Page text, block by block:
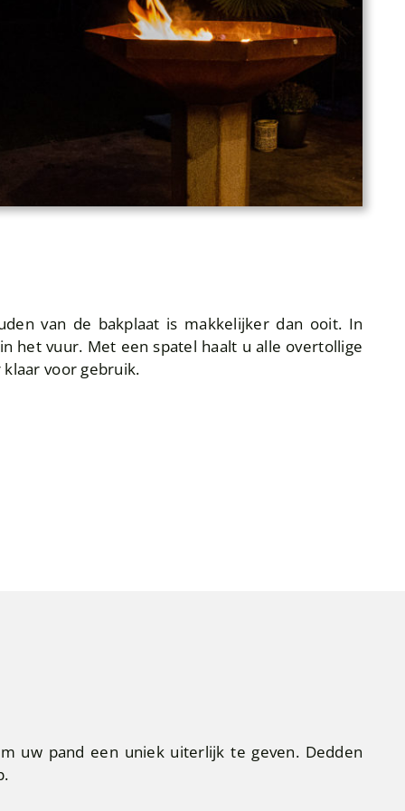
van de bakplaat is makkelijker dan ooit. In
het vuur. Met een spatel haalt u alle overtollige
voor gebruik.
uw pand een uniek uiterlijk te geven. Dedden